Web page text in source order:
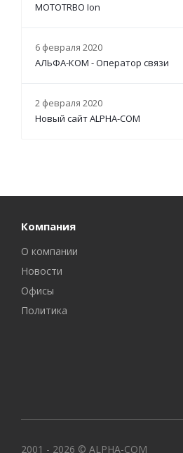
MOTOTRBO Ion
6 февраля 2020
АЛЬФА-КОМ - Оператор связи
2 февраля 2020
Новый сайт ALPHA-COM
Компания
О компании
Новости
Офисы
Политика
2001 - 2026 © ALPHA-COM